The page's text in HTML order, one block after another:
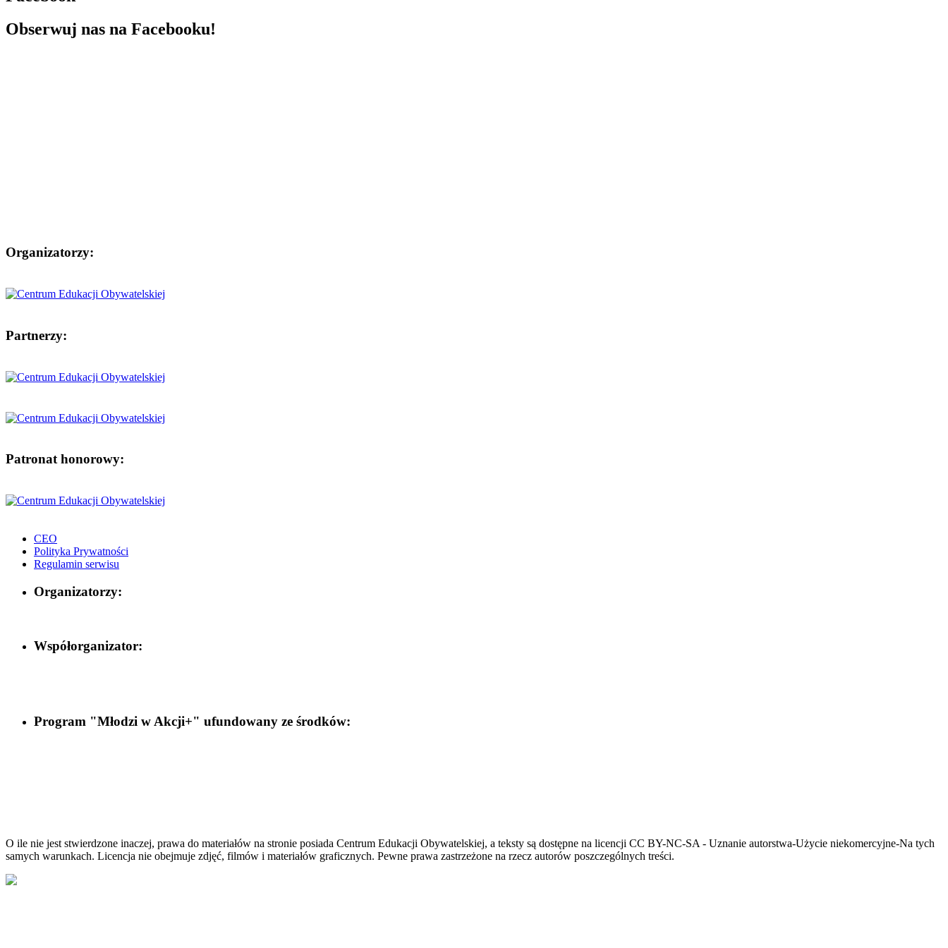
Obserwuj nas na Facebooku!
Organizatorzy:
Partnerzy:
Patronat honorowy:
CEO
Polityka Prywatności
Regulamin serwisu
Organizatorzy:
Współorganizator:
Program "Młodzi w Akcji+" ufundowany ze środków:
O ile nie jest stwierdzone inaczej, prawa do materiałów na stronie posiada Centrum Edukacji Obywatelskiej, a teksty są dostępne na licencji CC BY-NC-SA - Uznanie autorstwa-Użycie niekomercyjne-Na tych
samych warunkach. Licencja nie obejmuje zdjęć, filmów i materiałów graficznych. Pewne prawa zastrzeżone na rzecz autorów poszczególnych treści.